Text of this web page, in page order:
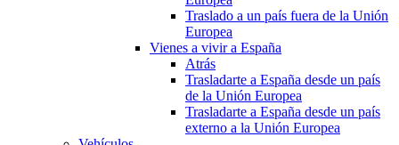
Traslado a un país fuera de la Unión
Europea
Vienes a vivir a España
Atrás
Trasladarte a España desde un país
de la Unión Europea
Trasladarte a España desde un país
externo a la Unión Europea